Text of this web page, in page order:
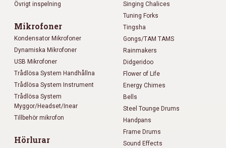
Övrigt inspelning
Mikrofoner
Kondensator Mikrofoner
Dynamiska Mikrofoner
USB Mikrofoner
Trådlösa System Handhållna
Trådlösa System Instrument
Trådlösa System
Myggor/Headset/Inear
Tillbehör mikrofon
Hörlurar
Singing Chalices
Tuning Forks
Tingsha
Gongs/TAM TAMS
Rainmakers
Didgeridoo
Flower of Life
Energy Chimes
Bells
Steel Tounge Drums
Handpans
Frame Drums
Sound Effects